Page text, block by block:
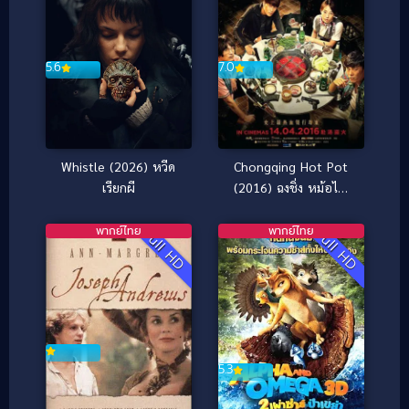
5.6
Whistle (2026) หวีด
เรียกผี
7.0
Chongqing Hot Pot
(2016) ฉงชิ่ง หม้อไฟ
ได้ [ซับไทย]
Full HD
พากย์ไทย Full HD
5.3
พากย์ไทย